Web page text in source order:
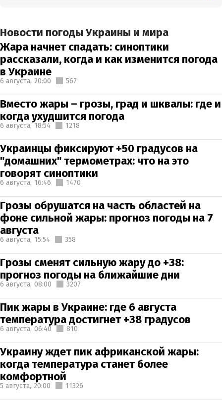
Новости погоды Украины и мира
Жара начнет спадать: синоптики
рассказали, когда и как изменится погода
в Украине
6 августа, 20:00 567
Вместо жары – грозы, град и шквалы: где и
когда ухудшится погода
6 августа, 18:54 1218
Украинцы фиксируют +50 градусов на
"домашних" термометрах: что на это
говорят синоптики
6 августа, 16:46 1470
Грозы обрушатся на часть областей на
фоне сильной жары: прогноз погоды на 7
августа
6 августа, 15:54 358
Грозы сменят сильную жару до +38:
прогноз погоды на ближайшие дни
6 августа, 08:00 3207
Пик жары в Украине: где 6 августа
температура достигнет +38 градусов
6 августа, 06:40 810
Украину ждет пик африканской жары:
когда температура станет более
комфортной
5 августа, 20:00 11326